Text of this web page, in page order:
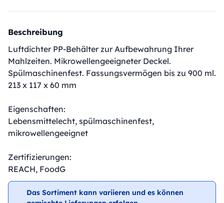
Beschreibung
Luftdichter PP-Behälter zur Aufbewahrung Ihrer
Mahlzeiten. Mikrowellengeeigneter Deckel.
Spülmaschinenfest. Fassungsvermögen bis zu 900 ml.
213 x 117 x 60 mm
Eigenschaften:
Lebensmittelecht, spülmaschinenfest,
mikrowellengeeignet
Zertifizierungen:
REACH, FoodG
Das Sortiment kann variieren und es können